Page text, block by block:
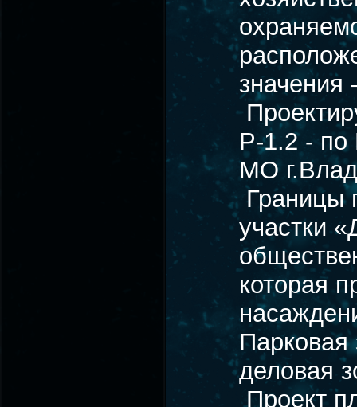
значения
Р-1.2 - по
МО
Границы
участки
которая
Парковая
деловая
Проект